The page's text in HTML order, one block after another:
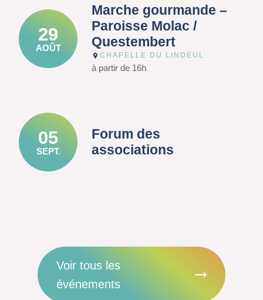
29
AOÛT
Marche gourmande –
Paroisse Molac /
Questembert
CHAPELLE DU LINDEUL
à partir de 16h
05
SEPT.
Forum des
associations
Voir tous les
événements